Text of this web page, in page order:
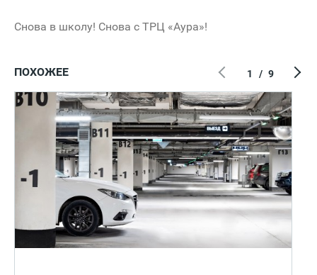
Снова в школу! Снова с ТРЦ «Аура»!
ПОХОЖЕЕ 1 / 9